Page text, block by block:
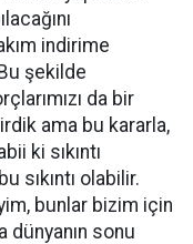
indirime
şekilde
da bir
ama bu kararla,
ki sıkıntı
sıkıntı olabilir.
bunlar bizim için
dünyanın sonu